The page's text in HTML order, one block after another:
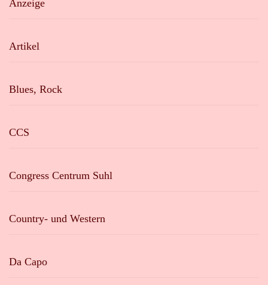
Anzeige
Artikel
Blues, Rock
CCS
Congress Centrum Suhl
Country- und Western
Da Capo